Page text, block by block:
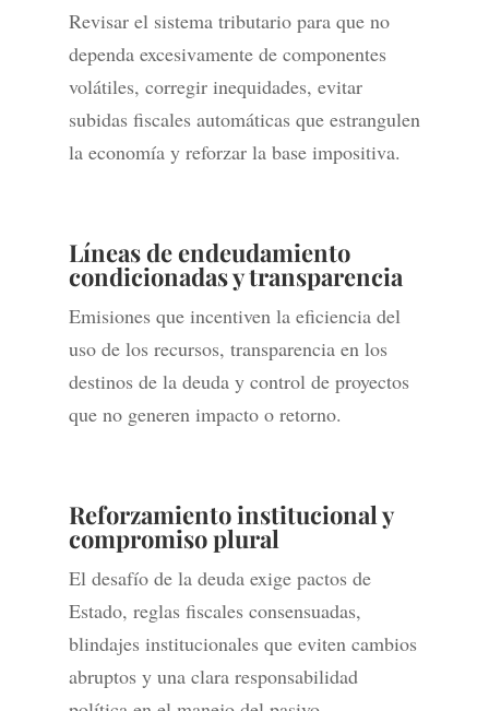
Revisar el sistema tributario para que no
dependa excesivamente de componentes
volátiles, corregir inequidades, evitar
subidas fiscales automáticas que estrangulen
la economía y reforzar la base impositiva.
Líneas de endeudamiento
condicionadas y transparencia
Emisiones que incentiven la eficiencia del
uso de los recursos, transparencia en los
destinos de la deuda y control de proyectos
que no generen impacto o retorno.
Reforzamiento institucional y
compromiso plural
El desafío de la deuda exige pactos de
Estado, reglas fiscales consensuadas,
blindajes institucionales que eviten cambios
abruptos y una clara responsabilidad